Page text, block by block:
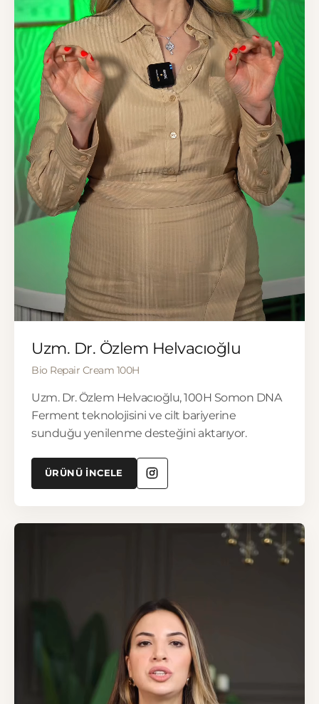
▶
Uzm. Dr. Özlem Helvacıoğlu
Bio Repair Cream 100H
Uzm. Dr. Özlem Helvacıoğlu, 100H Somon DNA
Ferment teknolojisini ve cilt bariyerine
sunduğu yenilenme desteğini aktarıyor.
ÜRÜNÜ İNCELE